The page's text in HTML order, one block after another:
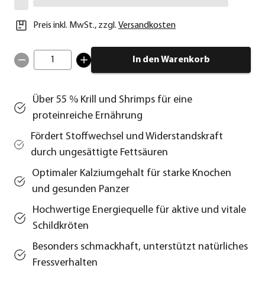
Preis inkl. MwSt., zzgl. Versandkosten
1 In den Warenkorb
Über 55 % Krill und Shrimps für eine
proteinreiche Ernährung
Fördert Stoffwechsel und Widerstandskraft
durch ungesättigte Fettsäuren
Optimaler Kalziumgehalt für starke Knochen
und gesunden Panzer
Hochwertige Energiequelle für aktive und vitale
Schildkröten
Besonders schmackhaft, unterstützt natürliches
Fressverhalten